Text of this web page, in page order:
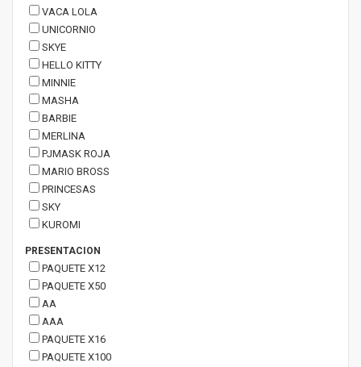
VACA LOLA
UNICORNIO
SKYE
HELLO KITTY
MINNIE
MASHA
BARBIE
MERLINA
PJMASK ROJA
MARIO BROSS
PRINCESAS
SKY
KUROMI
PRESENTACION
PAQUETE X12
PAQUETE X50
AA
AAA
PAQUETE X16
PAQUETE X100